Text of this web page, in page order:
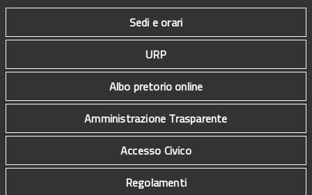
Sedi e orari
URP
Albo pretorio online
Amministrazione Trasparente
Accesso Civico
Regolamenti